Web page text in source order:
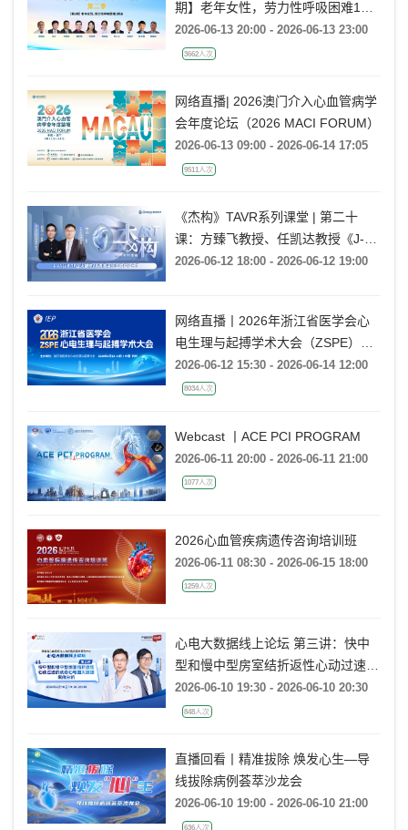
期】老年女性，劳力性呼吸困难1月
余
2026-06-13 20:00 - 2026-06-13 23:00
3662人次
网络直播| 2026澳门介入心血管病学
会年度论坛（2026 MACI FORUM）
2026-06-13 09:00 - 2026-06-14 17:05
9511人次
《杰构》TAVR系列课堂 | 第二十
课：方臻飞教授、任凯达教授《J-
VALVE TF在大瓣环AR病例中的应用
2026-06-12 18:00 - 2026-06-12 19:00
网络直播丨2026年浙江省医学会心
电生理与起搏学术大会（ZSPE）
——科普论坛
2026-06-12 15:30 - 2026-06-14 12:00
8034人次
Webcast 丨ACE PCI PROGRAM
2026-06-11 20:00 - 2026-06-11 21:00
1077人次
2026心血管疾病遗传咨询培训班
2026-06-11 08:30 - 2026-06-15 18:00
1259人次
心电大数据线上论坛 第三讲：快中
型和慢中型房室结折返性心动过速的
动态心电图大数据案例分析
2026-06-10 19:30 - 2026-06-10 20:30
848人次
直播回看丨精准拔除 焕发心生—导
线拔除病例荟萃沙龙会
2026-06-10 19:00 - 2026-06-10 21:00
636人次